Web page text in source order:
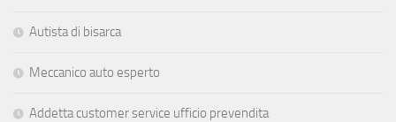
Autista di bisarca
Meccanico auto esperto
Addetta customer service ufficio prevendita